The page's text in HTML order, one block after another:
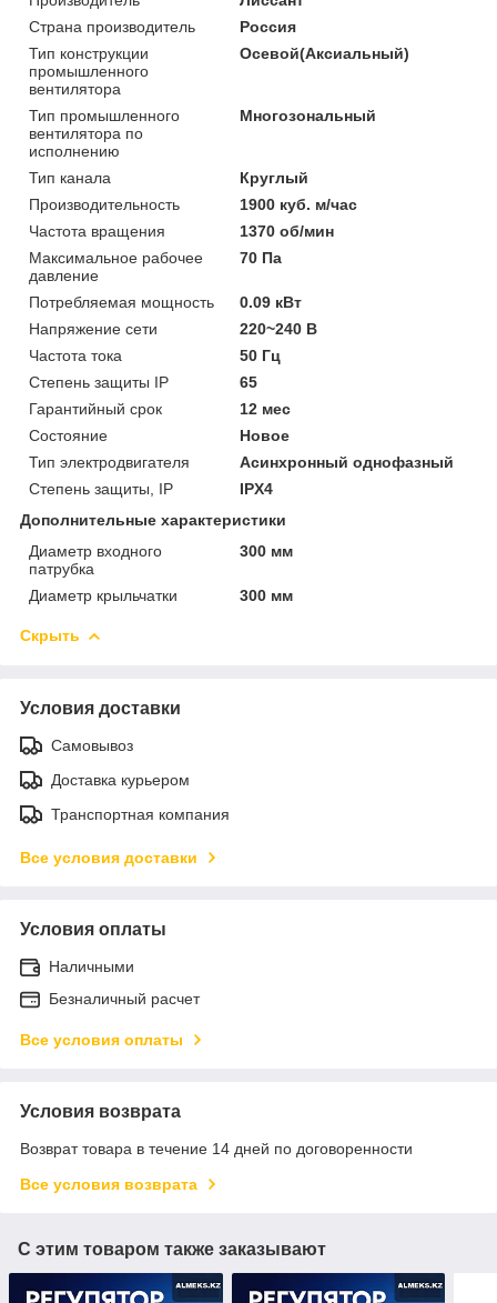
Страна производитель
Россия
Тип конструкции
промышленного
вентилятора
Осевой(Аксиальный)
Тип промышленного
вентилятора по
исполнению
Многозональный
Тип канала
Круглый
Производительность
1900 куб. м/час
Частота вращения
1370 об/мин
Максимальное рабочее
давление
70 Па
Потребляемая мощность
0.09 кВт
Напряжение сети
220~240 В
Частота тока
50 Гц
Степень защиты IP
65
Гарантийный срок
12 мес
Состояние
Новое
Тип электродвигателя
Асинхронный однофазный
Степень защиты, IP
IPX4
Дополнительные характеристики
Диаметр входного
патрубка
300 мм
Диаметр крыльчатки 300 мм
Скрыть
Условия доставки
Самовывоз
Доставка курьером
Транспортная компания
Все условия доставки
Условия оплаты
Наличными
Безналичный расчет
Все условия оплаты
Условия возврата
Возврат товара в течение 14 дней по договоренности
Все условия возврата
С этим товаром также заказывают